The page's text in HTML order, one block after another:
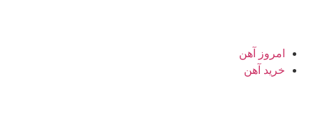
امروز آهن
خرید آهن